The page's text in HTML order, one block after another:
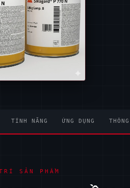
TÍNH NĂNG ỨNG DỤNG
SẢN PHẨM